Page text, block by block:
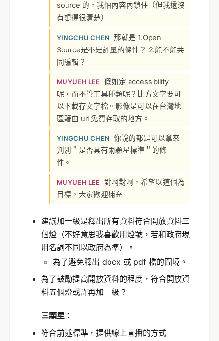
source 的，我怕內容內鎖住（但我還沒
有想得很清楚）
YINGCHU CHEN
那就是 1.Open
Source是不是評量的條件？ 2.能不能共
同編輯？
MUYUEH LEE 假如定 accessibility
呢，而不管工具種類呢？比方文字要可
以下載存文字檔。影像是可以在台灣地
區藉由 url 免費存取的地方。
YINGCHU CHEN
你說的都是可以拿來
判別＂是否具有兩顆星標準＂的條
件。
MUYUEH LEE 對啊對啊，希望以這個為
目標，大家歡迎補充
建議加一級是釋出所有資料符合開放資料三
個燈（不好意思我喜歡用燈號，若和政府現
用名詞不同以政府為準）。
為了避免釋出 docx 或 pdf 檔的囧境。
為了鼓勵提高開放資料的程度，符合開放資
料五個燈或許再加一級？
三顆星：
符合前述標準，提供線上直播的方式